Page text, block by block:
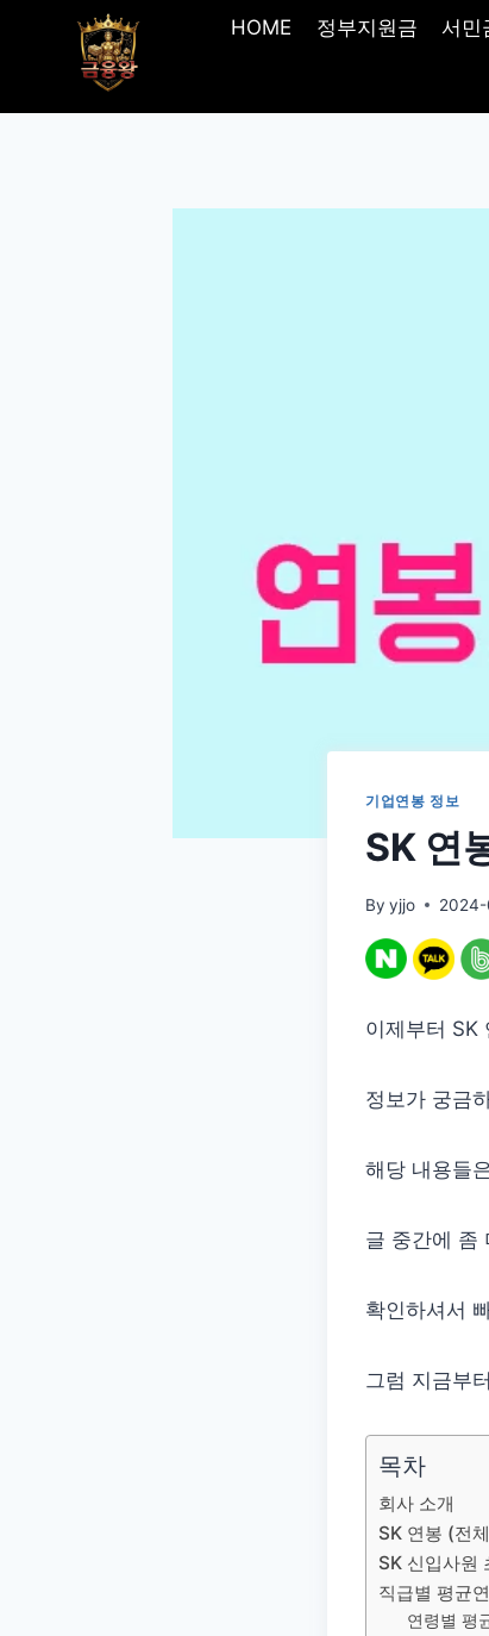
HOME 정부지원금 서민
기업연봉 정보
SK 연
By yjjo
이제부터 SK
정보가 궁금
해당 내용들
글 중간에 좀
확인하셔서
그럼 지금부
목차
회사 소개
SK 연봉 (전
SK 신입사원
직급별 평균
연령별 평